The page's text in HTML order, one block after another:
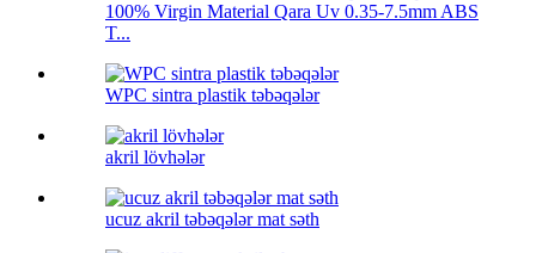
100% Virgin Material Qara Uv 0.35-7.5mm ABS
T...
WPC sintra plastik təbəqələr
akril lövhələr
ucuz akril təbəqələr mat səth